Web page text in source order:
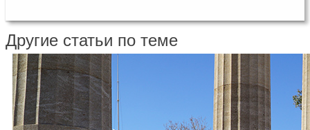
Другие статьи по теме